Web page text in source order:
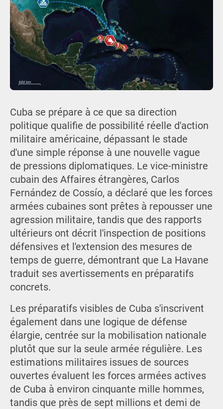
Cuba se prépare à ce que sa direction
politique qualifie de possibilité réelle d'action
militaire américaine, dépassant le stade
d'une simple réponse à une nouvelle vague
de pressions diplomatiques. Le vice-ministre
cubain des Affaires étrangères, Carlos
Fernández de Cossío, a déclaré que les forces
armées cubaines sont prêtes à repousser une
agression militaire, tandis que des rapports
ultérieurs ont décrit l'inspection de positions
défensives et l'extension des mesures de
temps de guerre, démontrant que La Havane
traduit ses avertissements en préparatifs
concrets.
Les préparatifs visibles de Cuba s'inscrivent
également dans une logique de défense
élargie, centrée sur la mobilisation nationale
plutôt que sur la seule armée régulière. Les
estimations militaires issues de sources
ouvertes évaluent les forces armées actives
de Cuba à environ cinquante mille hommes,
tandis que près de sept millions et demi de